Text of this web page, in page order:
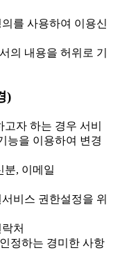
를 사용하여 이용신
의 내용을 허위로 기
)
자 하는 경우 서비
능을 이용하여 변경
, 이메일
비스 권한설정을 위
처
정하는 경미한 사항